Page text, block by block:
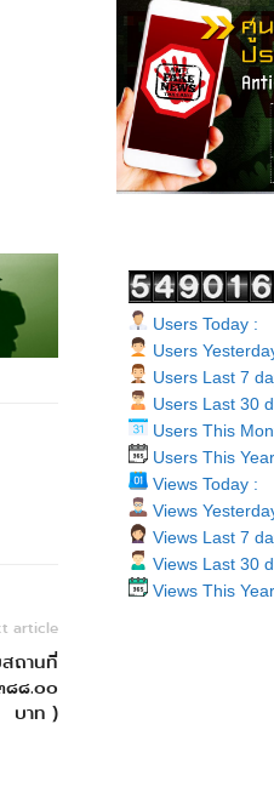
article
สถานที่
๘๘.๐๐
บาท )
Users Today :
Users
Users Last 7
Users Last 30
Users This
Users This
Views Today :
Views
Views Last 7
Views Last 30
Views This